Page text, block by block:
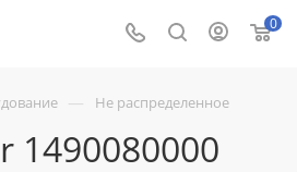
0
— Не распределенное
1490080000